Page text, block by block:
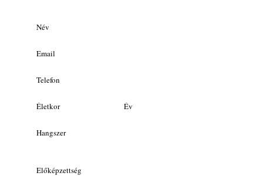
Név
Email
Telefon
Életkor Év
Hangszer
Előképzettség